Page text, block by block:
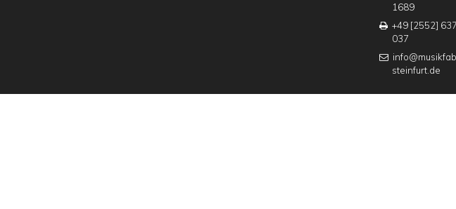
1689
+49 [2552] 637
037
steinfurt.de